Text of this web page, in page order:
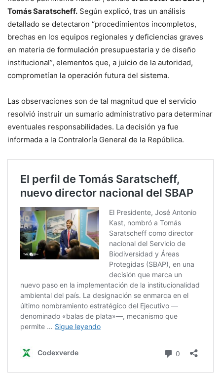
Tomás Saratscheff. Según explicó, tras un análisis
detallado se detectaron “procedimientos incompletos,
brechas en los equipos regionales y deficiencias graves
en materia de formulación presupuestaria y de diseño
institucional”, elementos que, a juicio de la autoridad,
comprometían la operación futura del sistema.
Las observaciones son de tal magnitud que el servicio
resolvió instruir un sumario administrativo para determinar
eventuales responsabilidades. La decisión ya fue
informada a la Contraloría General de la República.